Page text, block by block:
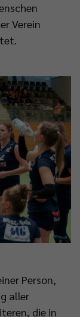
Verein
Person,
aller
die in